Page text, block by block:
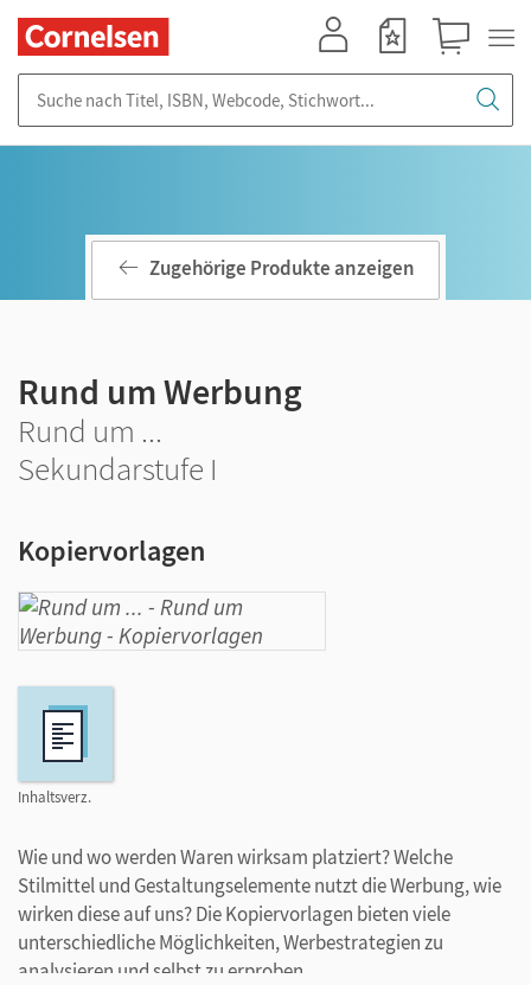
Inhaltsverz.
Zugehörige Produkte anzeigen
Rund um Werbung
Rund um ...
Sekundarstufe I
Kopiervorlagen
Wie und wo werden Waren wirksam platziert? Welche
Stilmittel und Gestaltungselemente nutzt die Werbung, wie
wirken diese auf uns? Die Kopiervorlagen bieten viele
unterschiedliche Möglichkeiten, Werbestrategien zu
analysieren und selbst zu erproben.